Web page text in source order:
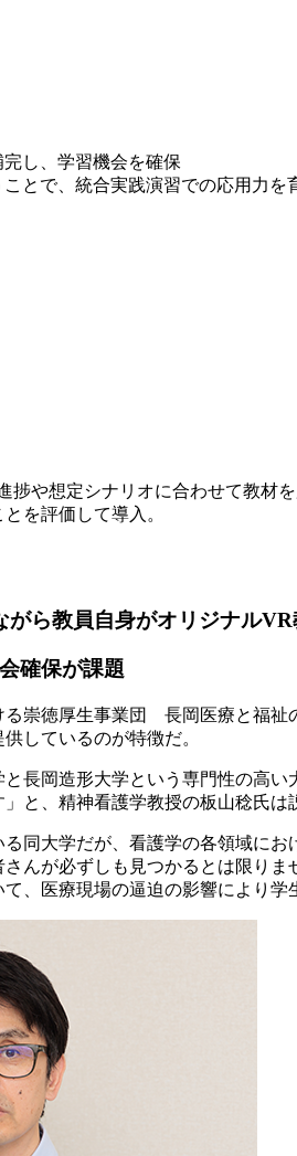
し、学習機会を確保
とで、統合実践演習での応用力
捗や想定シナリオに合わせて教材
を評価して導入。
ら教員自身がオリジナル
確保が課題
崇徳厚生事業団 長岡医療と福
しているのが特徴だ。
と長岡造形大学という専門性の高
と、精神看護学教授の板山稔氏は
同大学だが、看護学の各領域に
んが必ずしも見つかるとは限り
、医療現場の逼迫の影響により